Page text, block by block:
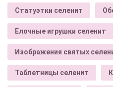
Статуэтки селенит
Елочные игрушки селенит
Изображения святых
Таблетницы селенит